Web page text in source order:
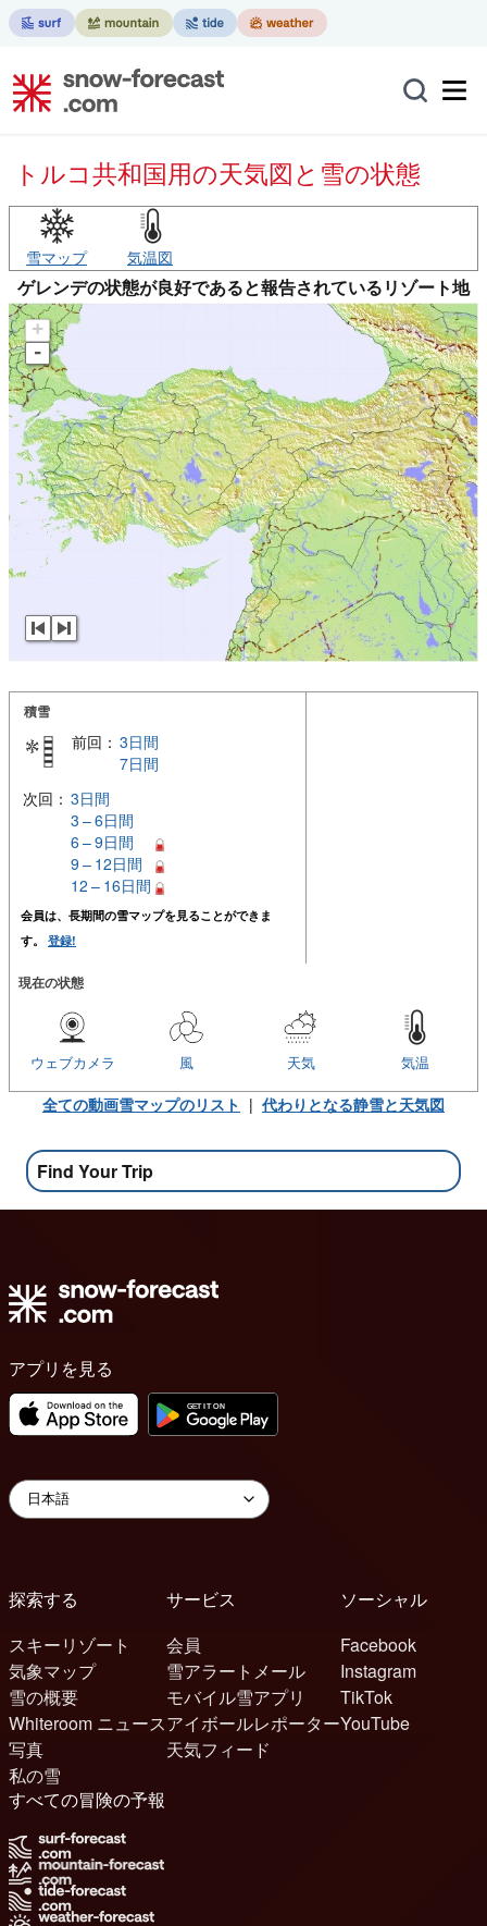
トルコ共和国用の天気図と雪の状態
雪マップ 気温図
ゲレンデの状態が良好であると報告されているリゾート地
+
-
積雪
前回： 3日間
7日間
次回： 3日間
3 – 6日間
6 – 9日間
9 – 12日間
12 – 16日間
会員は、長期間の雪マップを見ることができま
す。 登録!
現在の状態
気温
天気
風
ウェブカメラ
全ての動画雪マップのリスト | 代わりとなる静雪と天気図
Find Your Trip
アプリを見る
探索する
スキーリゾート
気象マップ
雪の概要
Whiteroom ニュース
写真
私の雪
サービス
会員
雪アラートメール
モバイル雪アプリ
アイボールレポーター
天気フィード
ソーシャル
Facebook
Instagram
TikTok
YouTube
すべての冒険の予報